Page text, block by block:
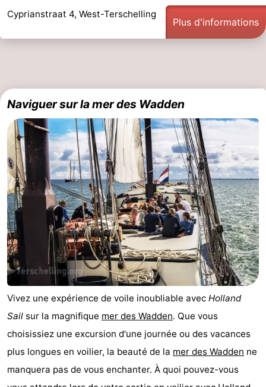
Cyprianstraat 4, West-Terschelling
Plus d'informations
Naviguer sur la mer des Wadden
Vivez une expérience de voile inoubliable avec Holland
Sail sur la magnifique mer des Wadden. Que vous
choisissiez une excursion d'une journée ou des vacances
plus longues en voilier, la beauté de la mer des Wadden ne
manquera pas de vous enchanter. À quoi pouvez-vous